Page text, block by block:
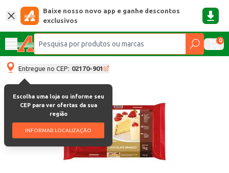
Baixe nosso novo app e ganhe descontos
exclusivos
0
Entregue no CEP: 02170-901
Escolha uma loja ou informe seu
CEP para ver ofertas da sua
região
INFORMAR LOCALIZAÇÃO